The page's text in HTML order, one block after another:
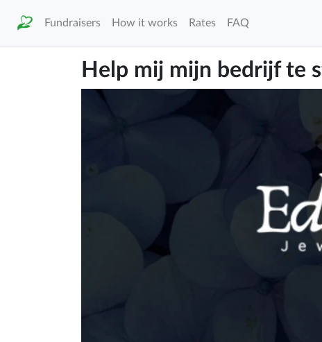
Fundraisers How it works Rates FAQ
Help mij mijn bedrijf te